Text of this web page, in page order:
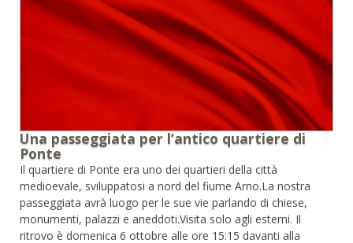
Una passeggiata per l’antico quartiere di
Ponte
Il quartiere di Ponte era uno dei quartieri della città
medioevale, sviluppatosi a nord del fiume Arno.La nostra
passeggiata avrà luogo per le sue vie parlando di chiese,
monumenti, palazzi e aneddoti.Visita solo agli esterni. Il
ritrovo è domenica 6 ottobre alle ore 15:15 davanti alla